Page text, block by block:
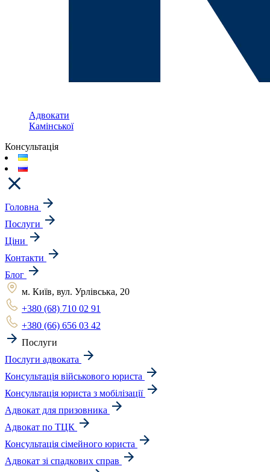
Адвокати
Камінської
Консультація
Головна
Послуги
Ціни
Контакти
Блог
м. Київ, вул. Урлівська, 20
+380 (68) 710 02 91
+380 (66) 656 03 42
Послуги
Послуги адвоката
Консультація військового юриста
Консультація юриста з мобілізації
Адвокат для призовника
Адвокат по ТЦК
Консультація сімейного юриста
Адвокат зі спадкових справ